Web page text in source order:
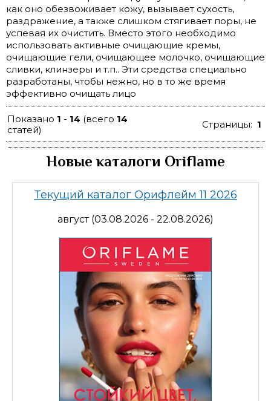
как оно обезвоживает кожу, вызывает сухость,
раздражение, а также слишком стягивает поры, не
успевая их очистить. Вместо этого необходимо
использовать активные очищающие кремы,
очищающие гели, очищающее молочко, очищающие
сливки, клинзеры и т.п.. Эти средства специально
разработаны, чтобы нежно, но в то же время
эффективно очищать лицо
Показано 1 - 14 (всего 14
статей)
Страницы: 1
Новые каталоги Oriflame
Текущий каталог Орифлейм 11 2026
август (03.08.2026 - 22.08.2026)